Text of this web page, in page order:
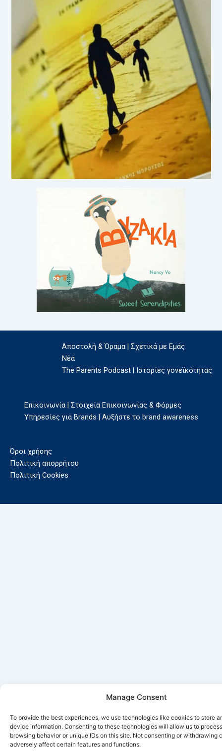
Manage Consent
To provide the best experiences, we use technologies like cookies to store
device information. Consenting to these technologies will allow us to
browsing behavior or unique IDs on this site. Not consenting or withdrawing
adversely affect certain features and functions.
Αποστολή & Όραμα | Σχετικά με Εμάς
Νέα
The Parents Podcast | Ιστορίες γονεϊκότητας
Επικοινωνία | Στοιχεία Επικοινωνίας & Φόρμες
Υπηρεσίες για Brands | Αυξήστε το brand awareness
Όροι χρήσης
Πολιτική απορρήτου
Πολιτική Cookies